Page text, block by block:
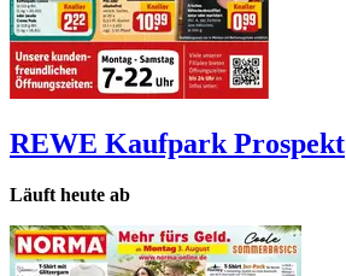
REWE KaufparkProspekt
Läuft heute ab